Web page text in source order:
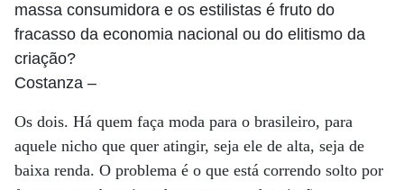
massa consumidora e os estilistas é fruto do
fracasso da economia nacional ou do elitismo da
criação?
Costanza –
Os dois. Há quem faça moda para o brasileiro, para
aquele nicho que quer atingir, seja ele de alta, seja de
baixa renda. O problema é o que está correndo solto por